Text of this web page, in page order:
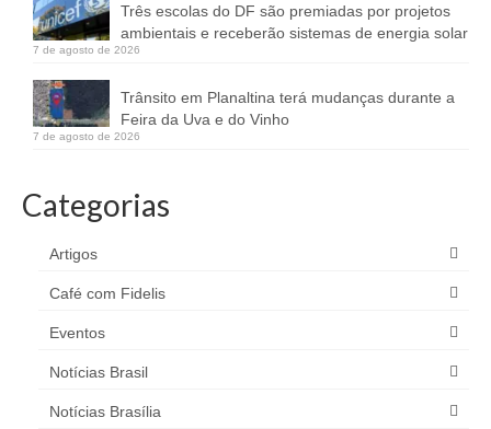
Três escolas do DF são premiadas por projetos
ambientais e receberão sistemas de energia solar
7 de agosto de 2026
Trânsito em Planaltina terá mudanças durante a
Feira da Uva e do Vinho
7 de agosto de 2026
Categorias
Artigos
Café com Fidelis
Eventos
Notícias Brasil
Notícias Brasília